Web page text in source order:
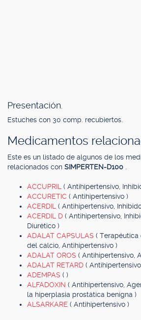
Presentación.
Estuches con 30 comp. recubiertos.
Medicamentos
Este es un listado de algunos de los
relacionados con SIMPERTEN-D100
ACCUPRIL ( Antihipertensivo,
ACCURETIC ( Antihipertensivo )
ACERDIL ( Antihipertensivo,
ACERDIL D ( Antihipertensivo,
Diurético )
ADALAT CAPSULAS ( Terapéutica
del calcio, Antihipertensivo )
ADALAT OROS ( Antihipertensivo,
ADALAT RETARD (
ADEMPAS ( )
ALFADOXIN ( Antihipertensivo,
la hiperplasia prostática benigna )
ALSARKARE ( Antihipertensivo )